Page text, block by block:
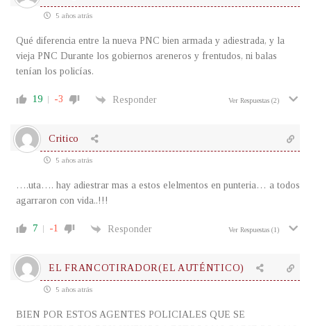
5 años atrás
Qué diferencia entre la nueva PNC bien armada y adiestrada, y la
vieja PNC Durante los gobiernos areneros y frentudos, ni balas
tenían los policías.
19 -3 Responder Ver Respuestas (2)
Critico
5 años atrás
….uta…. hay adiestrar mas a estos elelmentos en punteria… a todos
agarraron con vida..!!!
7 -1 Responder Ver Respuestas (1)
EL FRANCOTIRADOR(EL AUTÉNTICO)
5 años atrás
BIEN POR ESTOS AGENTES POLICIALES QUE SE